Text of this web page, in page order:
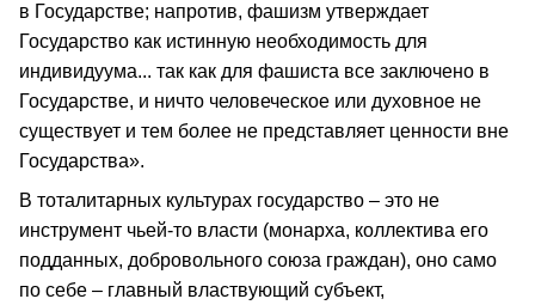
в Государстве; напротив, фашизм утверждает
Государство как истинную необходимость для
индивидуума... так как для фашиста все заключено в
Государстве, и ничто человеческое или духовное не
существует и тем более не представляет ценности вне
Государства».
В тоталитарных культурах государство – это не
инструмент чьей-то власти (монарха, коллектива его
подданных, добровольного союза граждан), оно само
по себе – главный властвующий субъект,